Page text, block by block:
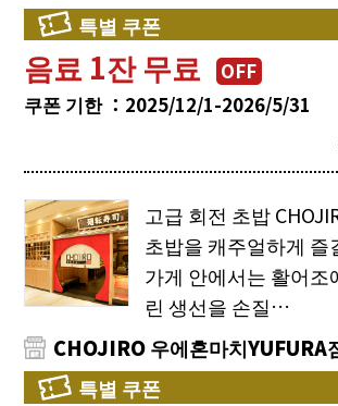
특별 쿠폰
음료 1잔 무료
OFF
쿠폰 기한 ：2025/12/1-2026/5/31
고급 회전 초밥
초밥을 캐주얼하게 즐
가게 안에서는 활어조
린 생선을 손질…
CHOJIRO 우에혼마치YUFURA
특별 쿠폰